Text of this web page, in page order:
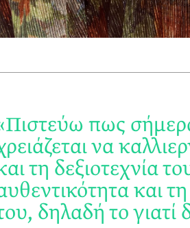
πως
να
τη δεξιοτεχνία
και
δηλαδή το γιατί